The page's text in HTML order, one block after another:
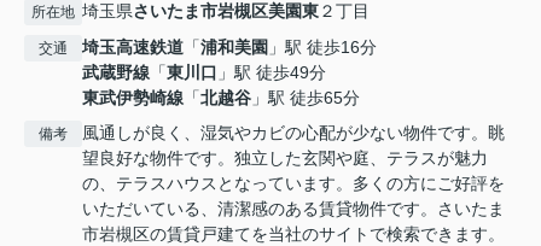
所在地 埼玉県さいたま市岩槻区美園東２丁目
交通 埼玉高速鉄道 「浦和美園 」駅 徒歩16分
武蔵野線 「東川口 」駅 徒歩49分
東武伊勢崎線 「北越谷 」駅 徒歩65分
備考
風通しが良く、湿気やカビの心配が少ない物件です。眺
望良好な物件です。独立した玄関や庭、テラスが魅力
の、テラスハウスとなっています。多くの方にご好評を
いただいている、清潔感のある賃貸物件です。さいたま
市岩槻区の賃貸戸建てを当社のサイトで検索できます。